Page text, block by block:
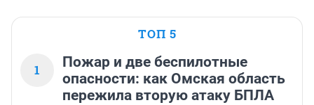
ТОП 5
1
Пожар и две беспилотные
опасности: как Омская область
пережила вторую атаку БПЛА